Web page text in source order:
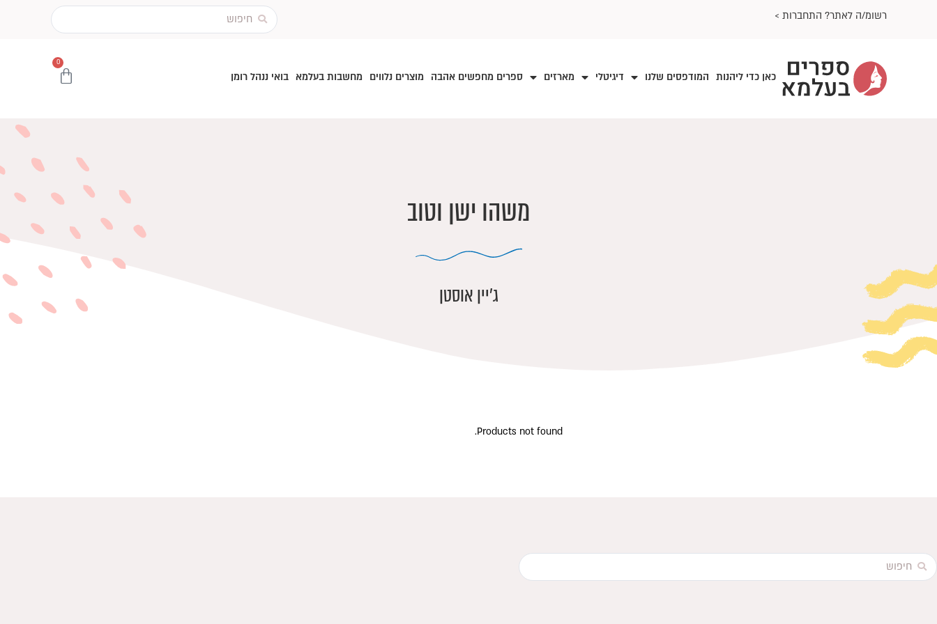
רשומ/ה לאתר? התחברות >
Search
0
עגלת
כאן כדי ליהנות המודפסים שלנו דיגיטלי מארזים ספרים מחפשים אהבה מוצרים נלווים מחשבות בעלמא בואי ננהל רומן
משהו ישן וטוב
ג׳יין אוסטן
Products not found.
Search